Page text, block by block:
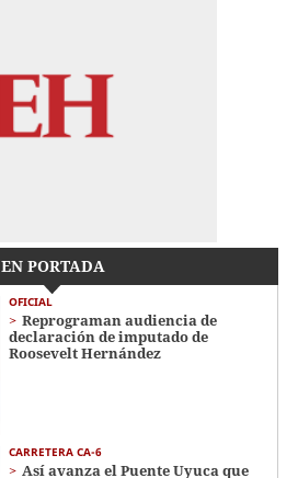
EN PORTADA
OFICIAL
Reprograman audiencia de
declaración de imputado de
Roosevelt Hernández
CARRETERA CA-6
Así avanza el Puente Uyuca que